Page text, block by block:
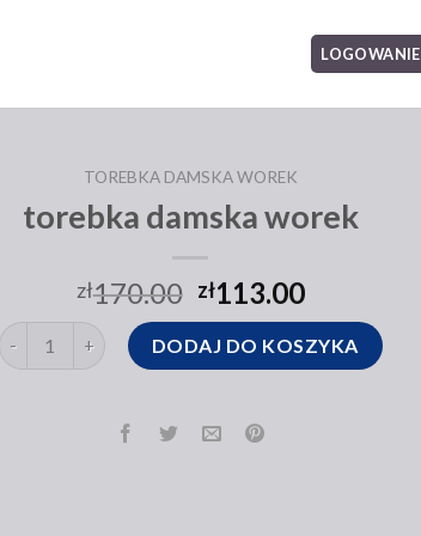
LOGOWANIE
TOREBKA DAMSKA WOREK
torebka damska worek
zł170.00 zł113.00
ilość torebka damska worekDODAJ DO KOSZYKA